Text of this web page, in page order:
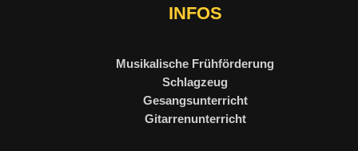
INFOS
Musikalische Frühförderung
Schlagzeug
Gesangsunterricht
Gitarrenunterricht